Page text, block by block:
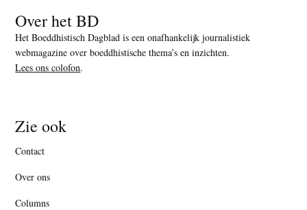
Over het BD
Het Boeddhistisch Dagblad is een onafhankelijk journalistiek
webmagazine over boeddhistische thema’s en inzichten.
Lees ons colofon.
Zie ook
Contact
Over ons
Columns